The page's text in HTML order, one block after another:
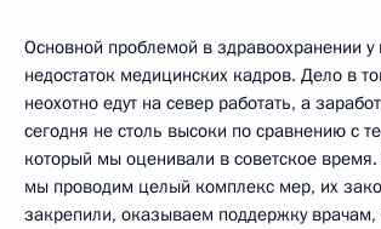
Основной проблемой в здравоохранении у
недостаток медицинских кадров. Дело в
неохотно едут на север работать, а
сегодня не столь высоки по сравнению с
который мы оценивали в советское
мы проводим целый комплекс мер, их
закрепили, оказываем поддержку